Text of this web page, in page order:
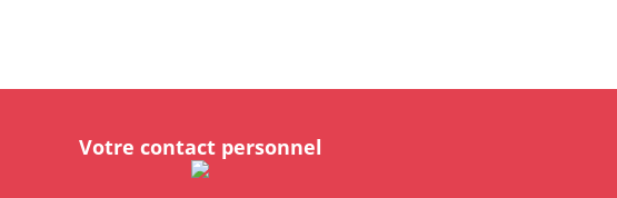
Votre contact personnel